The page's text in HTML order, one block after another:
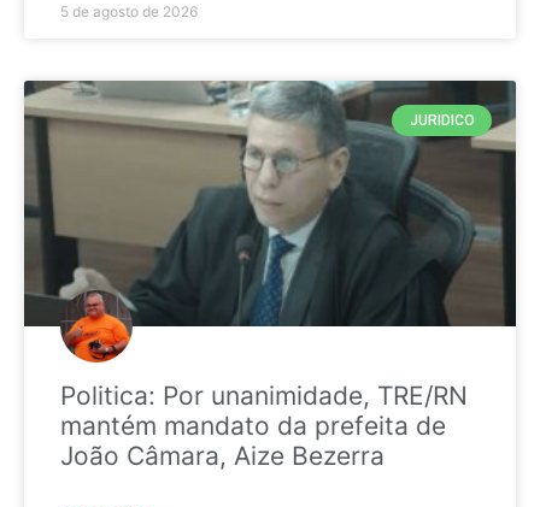
5 de agosto de 2026
JURIDICO
Politica: Por unanimidade, TRE/RN
mantém mandato da prefeita de
João Câmara, Aize Bezerra